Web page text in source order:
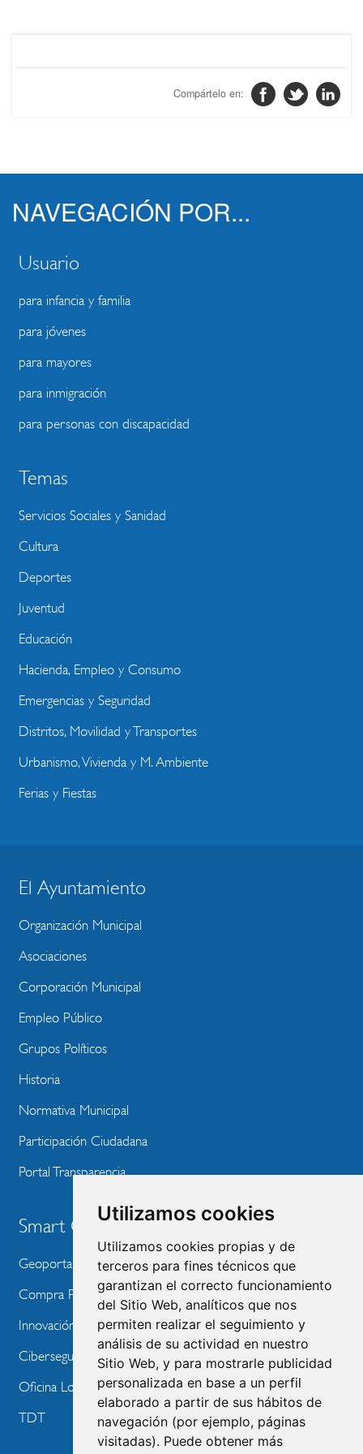
Utilizamos cookies
Utilizamos cookies propias y de
terceros para fines técnicos que
garantizan el correcto funcionamiento
del Sitio Web, analíticos que nos
permiten realizar el seguimiento y
análisis de su actividad en nuestro
Sitio Web, y para mostrarle publicidad
personalizada en base a un perfil
elaborado a partir de sus hábitos de
navegación (por ejemplo, páginas
visitadas). Puede obtener más
NAVEGACIÓN POR...
Usuario
para infancia y familia
para jóvenes
para mayores
para inmigración
para personas con discapacidad
Temas
Servicios Sociales y Sanidad
Cultura
Deportes
Juventud
Educación
Hacienda, Empleo y Consumo
Emergencias y Seguridad
Distritos, Movilidad y Transportes
Urbanismo, Vivienda y M. Ambiente
Ferias y Fiestas
BLOQUE
MENU
WEBSITE
El Ayuntamiento
Organización Municipal
Asociaciones
Corporación Municipal
Empleo Público
Grupos Políticos
Historia
Normativa Municipal
Participación Ciudadana
Portal Transparencia
Smart City
Geoportal
Compra Pública de Innovación
Innovación Tecnológica
Ciberseguridad
Oficina Local de Ayudas Públicas
TDT